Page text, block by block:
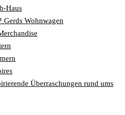
Haus
Wohnwagen
Überraschungen rund ums